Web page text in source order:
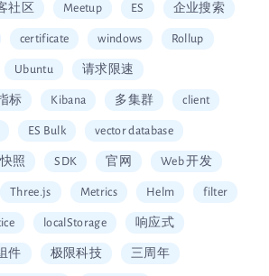
社区 Meetup ES 企业搜索
certificate windows Rollup
Ubuntu 请求限速
标 Kibana 多集群 client
ES Bulk vector database
照 SDK 官网 Web 开发
Three.js Metrics Helm filter
localStorage 响应式
件 极限科技 三周年